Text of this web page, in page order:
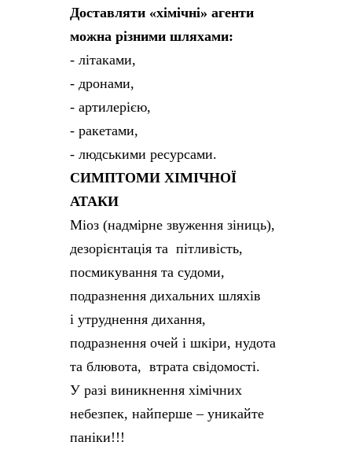
Доставляти «хімічні» агенти
можна різними шляхами:
- літаками,
- дронами,
- артилерією,
- ракетами,
- людськими ресурсами.
СИМПТОМИ ХІМІЧНОЇ
АТАКИ
Міоз (надмірне звуження зіниць),
дезорієнтація та пітливість,
посмикування та судоми,
подразнення дихальних шляхів
і утруднення дихання,
подразнення очей і шкіри, нудота
та блювота, втрата свідомості.
У разі виникнення хімічних
небезпек, найперше – уникайте
паніки!!!